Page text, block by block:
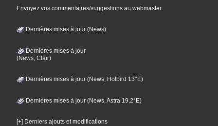
Envoyez vos commentaires/suggestions au webmaster
Dernières mises à jour (News)
Dernières mises à jour
(News, Clair)
Dernières mises à jour (News, Hotbird 13°E)
Dernières mises à jour (News, Astra 19,2°E)
[+] Derniers ajouts et modifications